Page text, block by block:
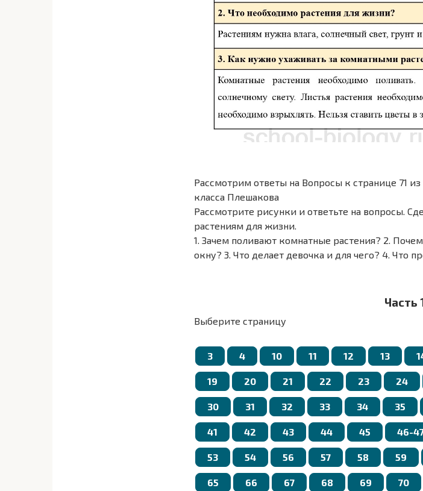
Рассмотрим ответы на Вопросы к странице 71
класса Плешакова
Рассмотрите рисунки и ответьте на вопросы.
растениям для жизни.
1. Зачем поливают комнатные растения? 2.
окну? 3. Что делает девочка и для чего? 4. Что
Освойте приемы ухода за комнатными
3. Как нужно ухаживать за комнатными
Часть
Выберите страницу
3 4 10 11 12 13
19 20 21 22 23 24
30 31 32 33 34 35
41 42 43 44 45 46-
53 54 56 57 58 59
65 66 67 68 69 70